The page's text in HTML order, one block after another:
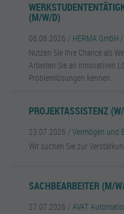
(M/W/D)
06.08.2026 / HERMA GmbH
Nutzen Sie Ihre Chance als
Arbeiten Sie an innovativen
Problemlösungen kennen.
PROJEKTASSISTENZ
23.07.2026 /Vermögen und
Wir suchen Sie zur
SACHBEARBEITER (M/
27.07.2026 / AVAT